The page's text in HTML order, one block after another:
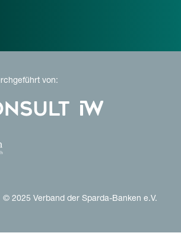
von:
© 2025 Verband der Sparda-Banken e.V.